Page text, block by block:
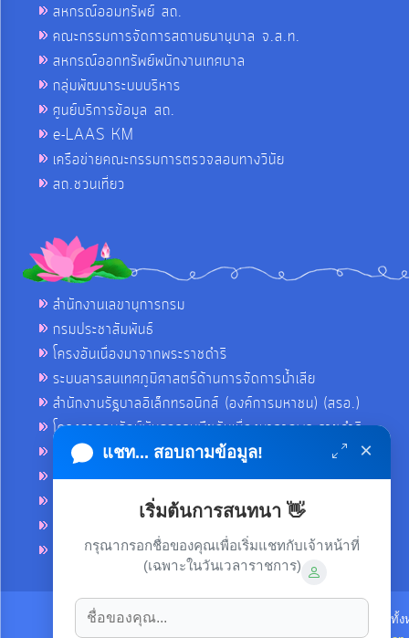
สหกรณ์ออมทรัพย์ สถ.
คณะกรรมการจัดการสถานธนานุบาล จ.ส.ท.
สหกรณ์ออกทรัพย์พนักงานเทศบาล
กลุ่มพัฒนาระบบบริหาร
ศูนย์บริการข้อมูล สถ.
e-LAAS KM
เครือข่ายคณะกรรมการตรวจสอบทางวินัย
สถ.ชวนเที่ยว
สำนักงานเลขานุการกรม
กรมประชาสัมพันธ์
โครงอันเนื่องมาจากพระราชดำริ
ระบบสารสนเทศภูมิศาสตร์ด้านการจัดการน้ำเสีย
สำนักงานรัฐบาลอิเล็กทรอนิกส์ (องค์การมหาชน) (สรอ.)
โครงการอนุรักษ์พันธุกรรมพืชอันเนื่องมาจากพระราชดำริ
คลังข่าวมหาไทย
คู่มือตาม พ.ร.บ.อำนวยความสดวกฯ
ฐานข้อมูลหน่วยงานภาครัฐ (INFO)
ศูนย์อำนวยการบริหารจังหวัดชายแดนภาคใต้ ศอ.บต.
ลิขสิทธิ์ © 2021-2022 เทศบาลตำบลขามใหญ่ ขอสงวนไว้ซึ่งสิทธิทั้
แชท... สอบถามข้อมูล! ×
เริ่มต้นการสนทนา 👋
กรุณากรอกชื่อของคุณเพื่อเริ่มแชทกับเจ้าหน้าที่
(เฉพาะในวันเวลาราชการ)